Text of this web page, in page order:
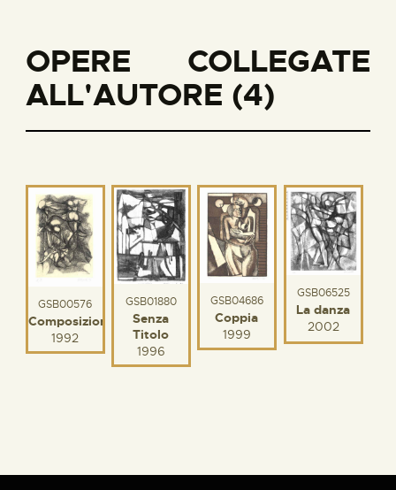
OPERE COLLEGATE
ALL'AUTORE (4)
GSB00576
Composizione
1992
GSB01880
Senza
Titolo
1996
GSB04686
Coppia
1999
GSB06525
La danza
2002